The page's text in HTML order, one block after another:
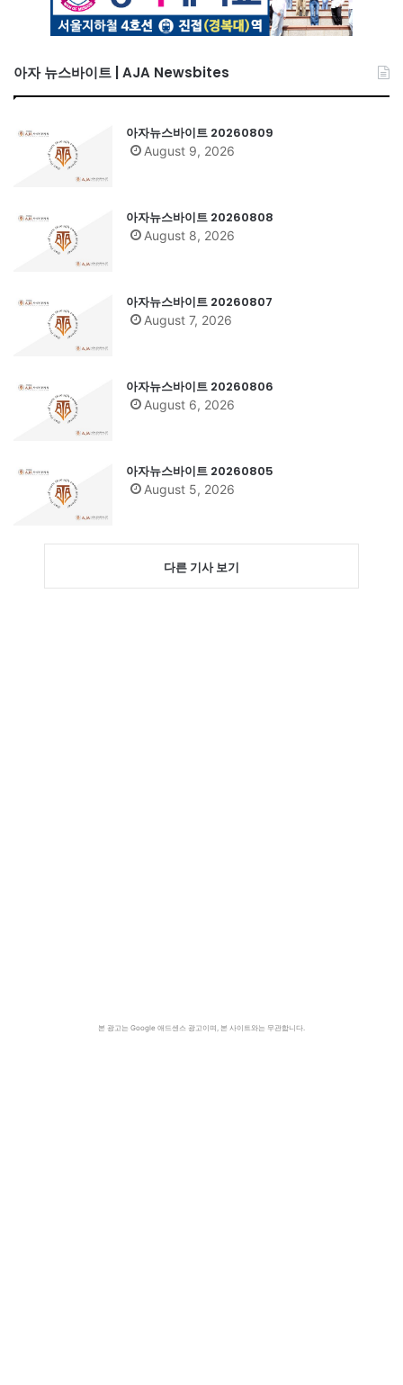
아자 뉴스바이트 | AJA Newsbites
아자뉴스바이트 20260809
August 9, 2026
아자뉴스바이트 20260808
August 8, 2026
아자뉴스바이트 20260807
August 7, 2026
아자뉴스바이트 20260806
August 6, 2026
아자뉴스바이트 20260805
August 5, 2026
다른 기사 보기
본 광고는 Google 애드센스 광고이며, 본 사이트와는 무관합니다.